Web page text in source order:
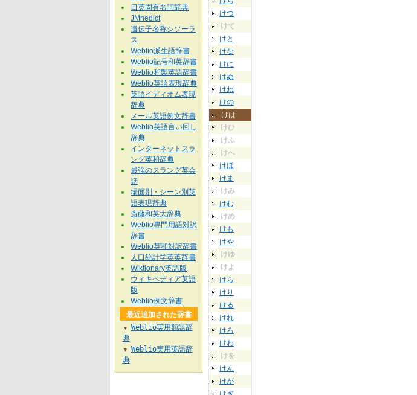
けつ
けて
けと
けな
けに
けぬ
けね
けの
けは
けひ
けふ
けへ
けほ
けま
けみ
けむ
けめ
けも
けや
けゆ
けよ
けら
けり
ける
けれ
けろ
けわ
けを
けん
けが
日英固有名詞辞典
JMnedict
遺伝子名称シソーラ
ス
Weblio派生語辞書
Weblio記号和英辞書
Weblio和製英語辞書
Weblio英語表現辞典
英語イディオム表現
辞典
メール英語例文辞書
Weblio英語言い回し
辞典
インターネットスラ
ング英和辞典
最強のスラング英会
話
場面別・シーン別英
語表現辞典
斎藤和英大辞典
Weblio専門用語対訳
辞書
Weblio英和対訳辞書
人口統計学英英辞書
Wiktionary英語版
ウィキペディア英語
版
Weblio例文辞書
最近追加された辞書
▼
Weblio実用類語辞
典
▼
Weblio実用英語辞
典